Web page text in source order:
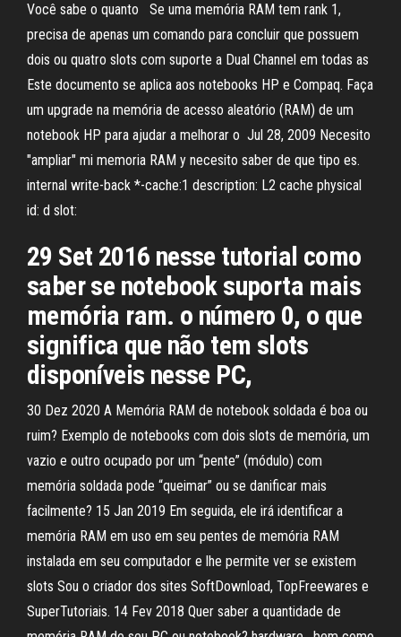
Você sabe o quanto Se uma memória RAM tem rank 1,
precisa de apenas um comando para concluir que possuem
dois ou quatro slots com suporte a Dual Channel em todas as
Este documento se aplica aos notebooks HP e Compaq. Faça
um upgrade na memória de acesso aleatório (RAM) de um
notebook HP para ajudar a melhorar o Jul 28, 2009 Necesito
"ampliar" mi memoria RAM y necesito saber de que tipo es.
internal write-back *-cache:1 description: L2 cache physical
id: d slot:
29 Set 2016 nesse tutorial como
saber se notebook suporta mais
memória ram. o número 0, o que
significa que não tem slots
disponíveis nesse PC,
30 Dez 2020 A Memória RAM de notebook soldada é boa ou
ruim? Exemplo de notebooks com dois slots de memória, um
vazio e outro ocupado por um “pente” (módulo) com
memória soldada pode “queimar” ou se danificar mais
facilmente? 15 Jan 2019 Em seguida, ele irá identificar a
memória RAM em uso em seu pentes de memória RAM
instalada em seu computador e lhe permite ver se existem
slots Sou o criador dos sites SoftDownload, TopFreewares e
SuperTutoriais. 14 Fev 2018 Quer saber a quantidade de